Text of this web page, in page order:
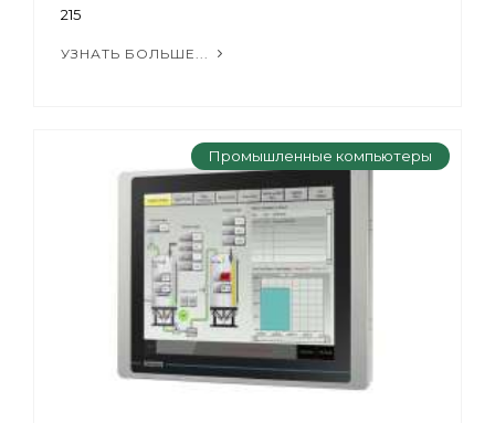
215
УЗНАТЬ БОЛЬШЕ...
Промышленные компьютеры